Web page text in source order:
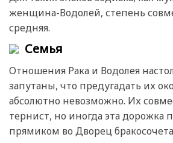
женщина-Водолей, степень
средняя.
Семья
Отношения Рака и Водолея
запутаны, что предугадать их
абсолютно невозможно. Их
тернист, но иногда эта дорожка
прямиком во Дворец